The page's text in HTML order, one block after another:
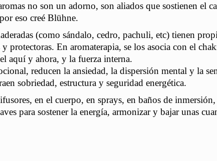
no son un adorno, son aliados que sostienen el
eso creé Blühne.
(como sándalo, cedro, pachuli, etc) tienen
y protectoras. En aromaterapia, se los asocia con el
aquí y ahora, y la fuerza interna.
reducen la ansiedad, la dispersión mental y la
sobriedad, estructura y seguridad energética.
en el cuerpo, en sprays, en baños de
para sostener la energía, armonizar y bajar unas